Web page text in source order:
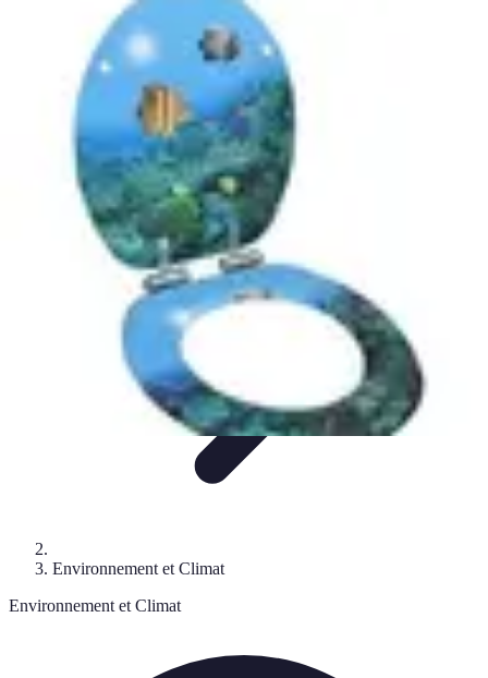
Géographie Explore
Cartographie et outilsExploration
GéographiqueGéographie Physique Îles et régions
Géographie Explore
Environnement et Climat
Environnement et Climat